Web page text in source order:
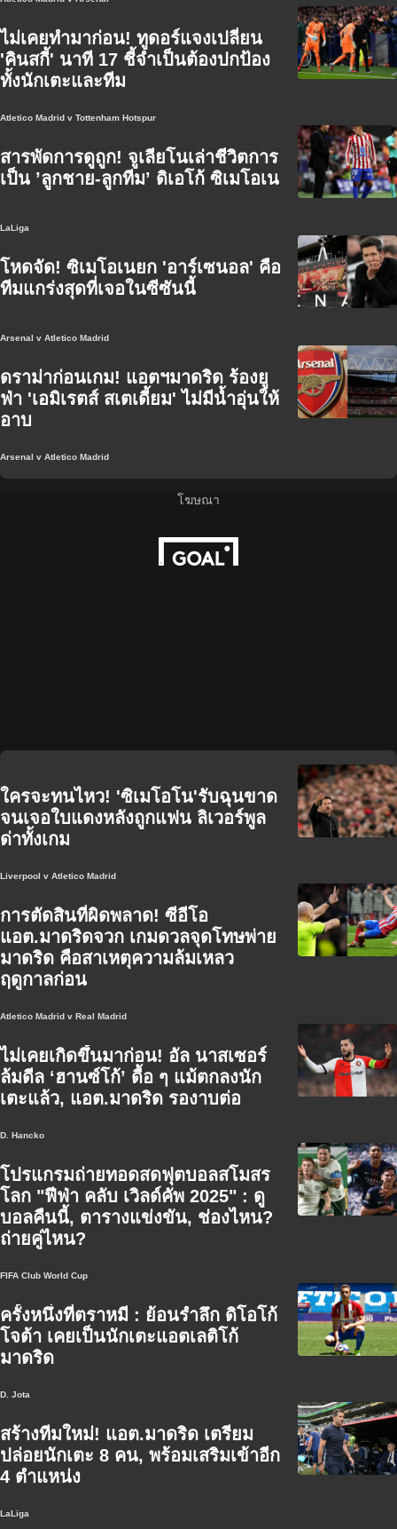
ไม่เคยทำมาก่อน! ทูดอร์แจงเปลี่ยน
'คินสกี้' นาที 17 ชี้จำเป็นต้องปกป้อง
ทั้งนักเตะและทีม
Atletico Madrid v Tottenham Hotspur
สารพัดการดูถูก! จูเลียโนเล่าชีวิตการ
เป็น ’ลูกชาย-ลูกทีม’ ดิเอโก้ ซิเมโอเน
LaLiga
โหดจัด! ซิเมโอเนยก 'อาร์เซนอล' คือ
ทีมแกร่งสุดที่เจอในซีซันนี้
Arsenal v Atletico Madrid
ดราม่าก่อนเกม! แอตฯมาดริด ร้องยู
ฟ่า 'เอมิเรตส์ สเตเดี้ยม' ไม่มีน้ำอุ่นให้
อาบ
Arsenal v Atletico Madrid
ใครจะทนไหว! 'ซิเมโอโน'รับฉุนขาด
จนเจอใบแดงหลังถูกแฟน ลิเวอร์พูล
ด่าทั้งเกม
Liverpool v Atletico Madrid
การตัดสินที่ผิดพลาด! ซีอีโอ
แอต.มาดริดจวก เกมดวลจุดโทษพ่าย
มาดริด คือสาเหตุความล้มเหลว
ฤดูกาลก่อน
Atletico Madrid v Real Madrid
ไม่เคยเกิดขึ้นมาก่อน! อัล นาสเซอร์
ล้มดีล ‘ฮานซ์โก้’ ดื้อ ๆ แม้ตกลงนัก
เตะแล้ว, แอต.มาดริด รองาบต่อ
D. Hancko
โปรแกรมถ่ายทอดสดฟุตบอลสโมสร
โลก "ฟีฟ่า คลับ เวิลด์คัพ 2025" : ดู
บอลคืนนี้, ตารางแข่งขัน, ช่องไหน?
ถ่ายคู่ไหน?
FIFA Club World Cup
ครั้งหนึ่งที่ตราหมี : ย้อนรำลึก ดิโอโก้
โจต้า เคยเป็นนักเตะแอตเลติโก้
มาดริด
D. Jota
สร้างทีมใหม่! แอต.มาดริด เตรียม
ปล่อยนักเตะ 8 คน, พร้อมเสริมเข้าอีก
4 ตำแหน่ง
LaLiga